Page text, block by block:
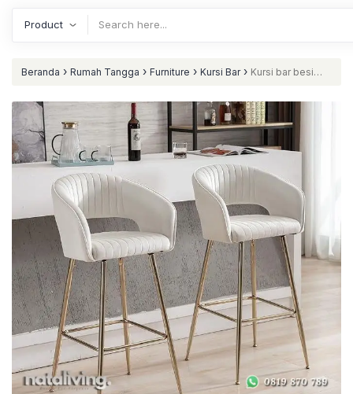
Beranda › Rumah Tangga › Furniture › Kursi Bar › Kursi bar besi